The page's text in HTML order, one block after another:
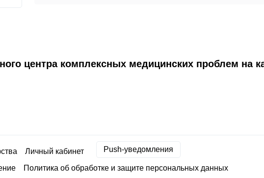
центра комплексных медицинских проблем на
Личный кабинет Push-уведомления
Политика об обработке и защите персональных данных